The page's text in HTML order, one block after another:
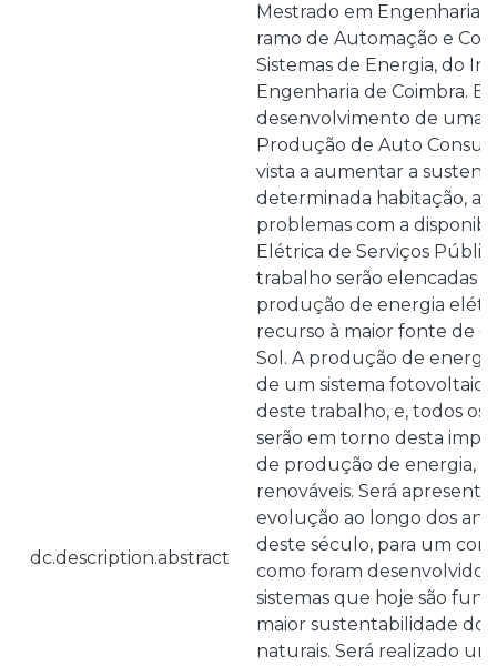
dc.description.abstract
Mestrado em Engenharia
ramo de Automação e
Sistemas de Energia, do
Engenharia de Coimbra.
desenvolvimento de uma
Produção de Auto
vista a aumentar a
determinada habitação,
problemas com a
Elétrica de Serviços
trabalho serão elencadas
produção de energia
recurso à maior fonte de
Sol. A produção de
de um sistema
deste trabalho, e, todos os
serão em torno desta
de produção de energia,
renováveis. Será
evolução ao longo dos
deste século, para um
como foram desenvolvidos
sistemas que hoje são
maior sustentabilidade do
naturais. Será realizado